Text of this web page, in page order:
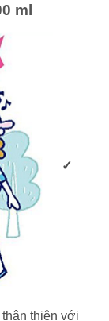
ml
✓
thiện với